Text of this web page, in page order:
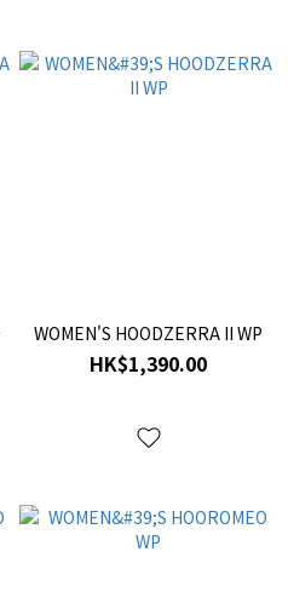
WOMEN'S HOODZERRA II WP
HK$1,390.00